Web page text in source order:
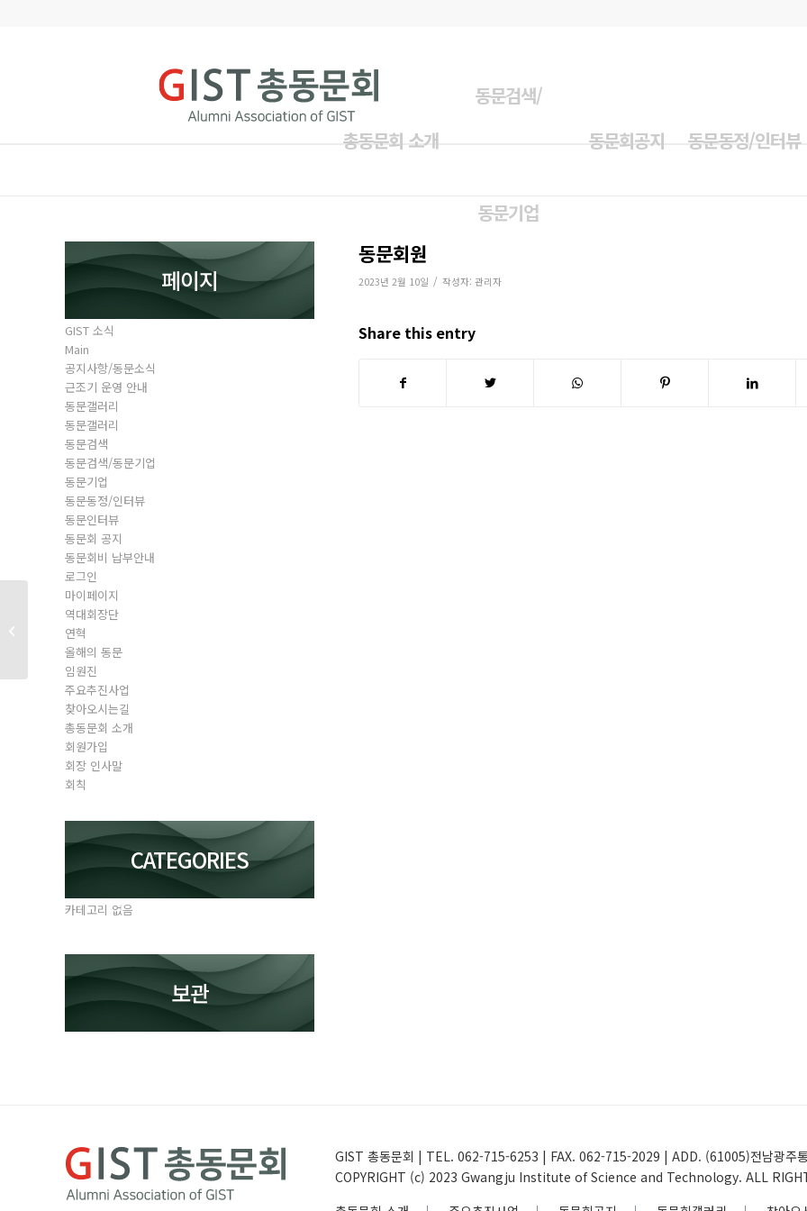
총동문회 소개
동문검색/
동문기업
동문회공지 동문동정/인터뷰
동문회원
2023년 2월 10일 / 작성자: 관리자
Share this entry
페이지
GIST 소식
Main
공지사항/동문소식
근조기 운영 안내
동문갤러리
동문갤러리
동문검색
동문검색/동문기업
동문기업
동문동정/인터뷰
동문인터뷰
동문회 공지
동문회비 납부안내
로그인
마이페이지
역대회장단
연혁
올해의 동문
임원진
주요추진사업
찾아오시는길
총동문회 소개
회원가입
회장 인사말
회칙
CATEGORIES
카테고리 없음
보관
GIST 총동문회 | TEL. 062-715-6253 | FAX. 062-715-2029 | ADD. (61005)전남광주
COPYRIGHT (c) 2023 Gwangju Institute of Science and Technology. ALL
동문회원